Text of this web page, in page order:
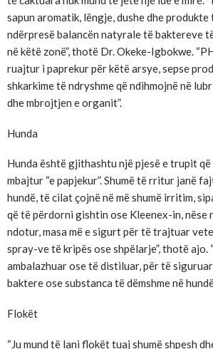
sapun aromatik, lëngje, dushe dhe
ndërpresë balancën natyrale të baktereve
në këtë zonë”, thotë Dr. Okeke-Igbokwe.
ruajtur i paprekur për këtë arsye, sepse
shkarkime të ndryshme që ndihmojnë në
dhe mbrojtjen e organit”.
Hunda
Hunda është gjithashtu një pjesë e trupit që
mbajtur “e papjekur”. Shumë të rritur janë
hundë, të cilat çojnë në më shumë irritim,
që të përdorni gishtin ose Kleenex-in, nëse
ndotur, masa më e sigurt për të trajtuar
spray-ve të kripës ose shpëlarje”, thotë ajo.
ambalazhuar ose të distiluar, për të
baktere ose substanca të dëmshme në
Flokët
“Ju mund të lani flokët tuaj shumë shpesh